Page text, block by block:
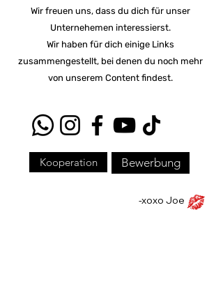
Wir freuen uns, dass du dich für unser
Unternehemen interessierst.
Wir haben für dich einige Links
zusammengestellt, bei denen du noch mehr
von unserem Content findest.
Kooperation Bewerbung
-xoxo Joe